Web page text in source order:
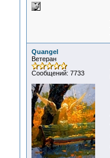
Quangel
Ветеран
Сообщений: 7733